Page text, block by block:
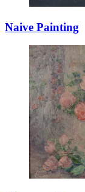
Naive Painting